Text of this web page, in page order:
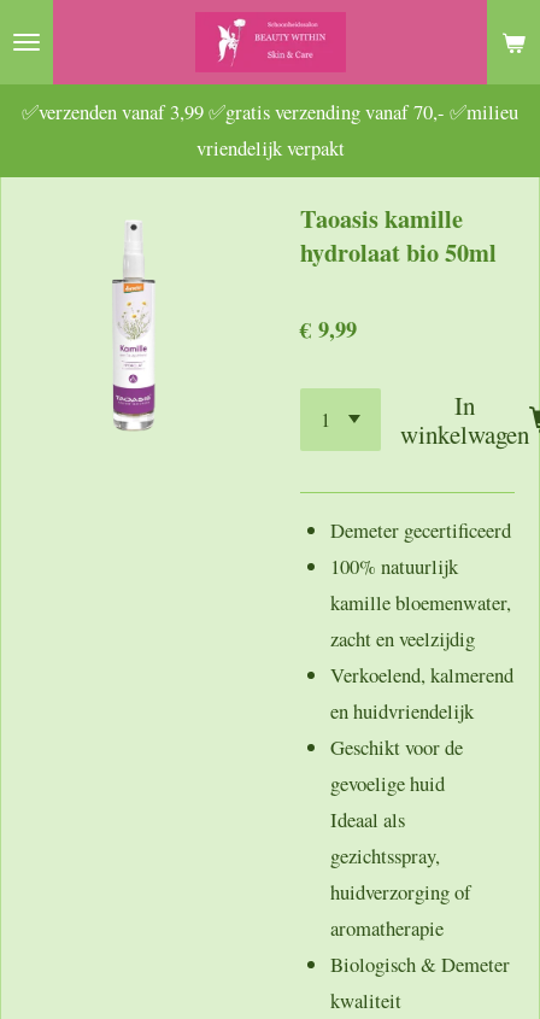
Ga
naar
hoofdinhoud
✅verzenden vanaf 3,99 ✅gratis verzending vanaf 70,- ✅milieu
vriendelijk verpakt
Taoasis kamille
hydrolaat bio 50ml
€ 9,99
In
winkelwagen
Demeter gecertificeerd
100% natuurlijk
kamille bloemenwater,
zacht en veelzijdig
Verkoelend, kalmerend
en huidvriendelijk
Geschikt voor de
gevoelige huid
Ideaal als
gezichtsspray,
huidverzorging of
aromatherapie
Biologisch & Demeter
kwaliteit